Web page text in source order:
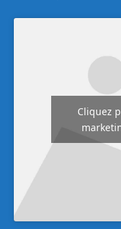
Cliquez